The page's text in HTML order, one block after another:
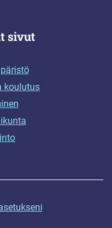
sivut
koulutus